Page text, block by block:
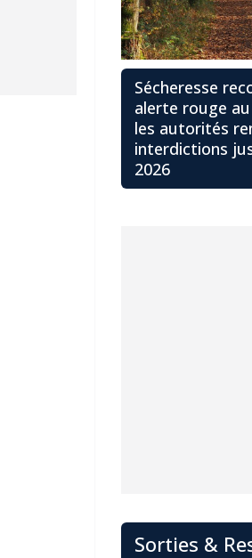
Sécheresse
alerte rouge au
les autorités
interdictions
2026
Sorties &